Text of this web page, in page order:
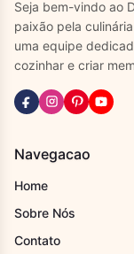
Seja bem-vindo ao
paixão pela
uma equipe
cozinhar e criar
Navegacao
Home
Sobre Nós
Contato